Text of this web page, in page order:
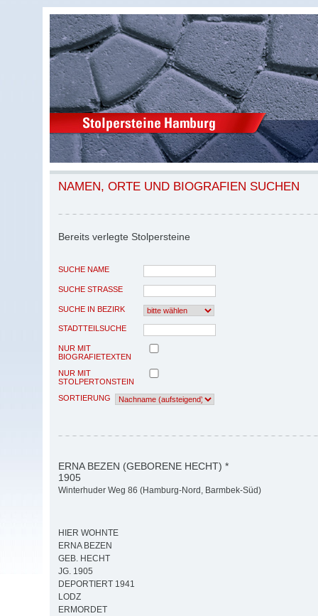
NAMEN, ORTE UND BIOGRAFIEN SUCHEN
Bereits verlegte Stolpersteine
SUCHE NAME
SUCHE STRASSE
SUCHE IN BEZIRK
STADTTEILSUCHE
NUR MIT
BIOGRAFIETEXTEN
NUR MIT
STOLPERTONSTEIN
SORTIERUNG
ERNA BEZEN (GEBORENE HECHT) *
1905
Winterhuder Weg 86 (Hamburg-Nord, Barmbek-Süd)
HIER WOHNTE
ERNA BEZEN
GEB. HECHT
JG. 1905
DEPORTIERT 1941
LODZ
ERMORDET